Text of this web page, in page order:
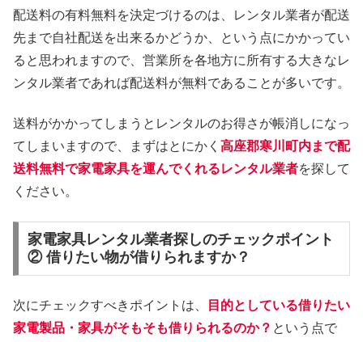
配送料の有料無料を決定づけるのは、レンタル業者が配送
先まで自社配送を出来るかどうか、という点にかかってい
ると思われますので、営業所を各地方に所有する大きなレ
ンタル業者であれば配送料が無料であることが多いです。
送料がかかってしまうとレンタルのお得さが帳消しになっ
てしまいますので、まずはとにかく 高座郡寒川町内まで配
送料無料で家電家具を運んでくれるレンタル業者を探して
ください。
家電家具レンタル業者探しのチェックポイント
② 借りたい物が借りられますか？
次にチェックすべきポイントは、
目的としている借りたい
家電製品・家具がそもそも借りられるのか？ という点で